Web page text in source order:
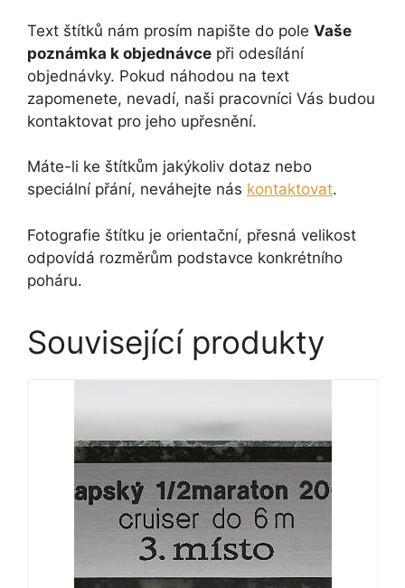
Text štítků nám prosím napište do pole Vaše
poznámka k objednávce při odesílání
objednávky. Pokud náhodou na text
zapomenete, nevadí, naši pracovníci Vás budou
kontaktovat pro jeho upřesnění.
Máte-li ke štítkům jakýkoliv dotaz nebo
speciální přání, neváhejte nás kontaktovat.
Fotografie štítku je orientační, přesná velikost
odpovídá rozměrům podstavce konkrétního
poháru.
Související produkty